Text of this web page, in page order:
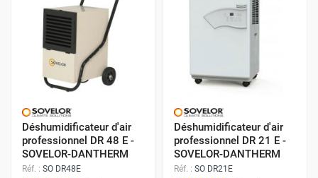
Déshumidificateur d'air
professionnel DR 48 E -
SOVELOR-DANTHERM
Réf. : SO DR48E
Déshumidificateur d'air
professionnel DR 21 E -
SOVELOR-DANTHERM
Réf. : SO DR21E